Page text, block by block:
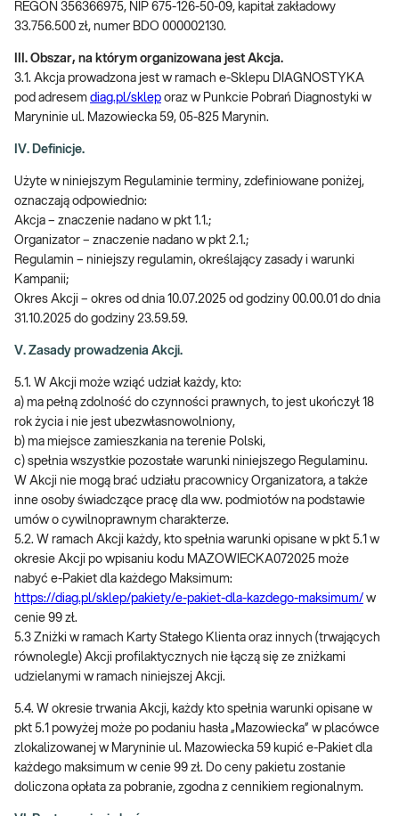
REGON 356366975, NIP 675-126-50-09, kapitał zakładowy
33.756.500 zł, numer BDO 000002130.
III. Obszar, na którym organizowana jest Akcja.
3.1. Akcja prowadzona jest w ramach e-Sklepu DIAGNOSTYKA
pod adresem diag.pl/sklep oraz w Punkcie Pobrań Diagnostyki w
Maryninie ul. Mazowiecka 59, 05-825 Marynin.
IV. Definicje.
Użyte w niniejszym Regulaminie terminy, zdefiniowane poniżej,
oznaczają odpowiednio:
Akcja – znaczenie nadano w pkt 1.1.;
Organizator – znaczenie nadano w pkt 2.1.;
Regulamin – niniejszy regulamin, określający zasady i warunki
Kampanii;
Okres Akcji – okres od dnia 10.07.2025 od godziny 00.00.01 do dnia
31.10.2025 do godziny 23.59.59.
V. Zasady prowadzenia Akcji.
5.1. W Akcji może wziąć udział każdy, kto:
a) ma pełną zdolność do czynności prawnych, to jest ukończył 18
rok życia i nie jest ubezwłasnowolniony,
b) ma miejsce zamieszkania na terenie Polski,
c) spełnia wszystkie pozostałe warunki niniejszego Regulaminu.
W Akcji nie mogą brać udziału pracownicy Organizatora, a także
inne osoby świadczące pracę dla ww. podmiotów na podstawie
umów o cywilnoprawnym charakterze.
5.2. W ramach Akcji każdy, kto spełnia warunki opisane w pkt 5.1 w
okresie Akcji po wpisaniu kodu MAZOWIECKA072025 może
nabyć e-Pakiet dla każdego Maksimum:
https://diag.pl/sklep/pakiety/e-pakiet-dla-kazdego-maksimum/ w
cenie 99 zł.
5.3 Zniżki w ramach Karty Stałego Klienta oraz innych (trwających
równolegle) Akcji profilaktycznych nie łączą się ze zniżkami
udzielanymi w ramach niniejszej Akcji.
5.4. W okresie trwania Akcji, każdy kto spełnia warunki opisane w
pkt 5.1 powyżej może po podaniu hasła „Mazowiecka” w placówce
zlokalizowanej w Maryninie ul. Mazowiecka 59 kupić e-Pakiet dla
każdego maksimum w cenie 99 zł. Do ceny pakietu zostanie
doliczona opłata za pobranie, zgodna z cennikiem regionalnym.